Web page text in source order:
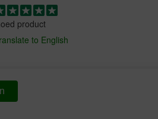
product
to English